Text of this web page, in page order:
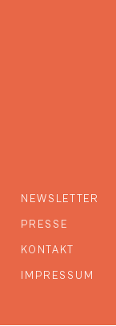
NEWSLETTER
PRESSE
KONTAKT
IMPRESSUM